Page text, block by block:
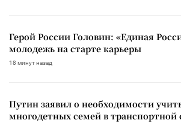
Герой России Головин: «Единая
молодежь на старте карьеры
18 минут назад
Путин заявил о необходимости
многодетных семей в транспортной